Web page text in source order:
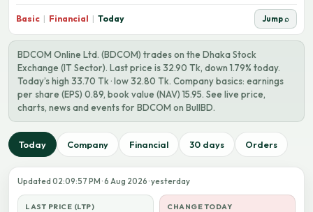
Basic | Financial | Today Jump ⌕
BDCOM Online Ltd. (BDCOM) trades on the Dhaka Stock
Exchange (IT Sector). Last price is 32.90 Tk, down 1.79% today.
Today’s high 33.70 Tk · low 32.80 Tk. Company basics: earnings
per share (EPS) 0.89, book value (NAV) 15.95. See live price,
charts, news and events for BDCOM on BullBD.
Today Company Financial 30 days Orders
Updated 02:09:57 PM · 6 Aug 2026 · yesterday
LAST PRICE (LTP) CHANGE TODAY